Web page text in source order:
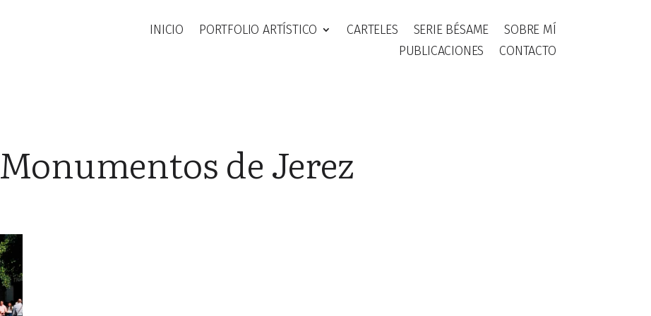
INICIO PORTFOLIO ARTÍSTICO CARTELES SERIE BÉSAME
SOBRE MÍ
PUBLICACIONES
CONTACTO
Monumentos de Jerez